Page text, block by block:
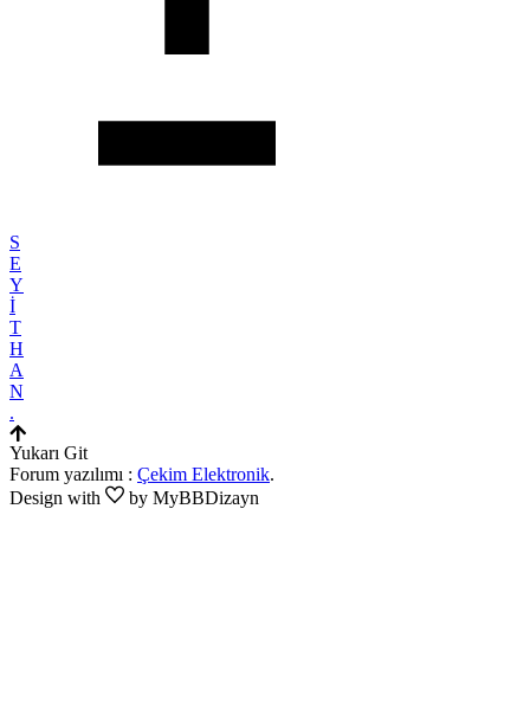
S
E
Y
İ
T
H
A
N
.
Yukarı Git
Forum yazılımı : Çekim Elektronik.
Design with
by MyBBDizayn